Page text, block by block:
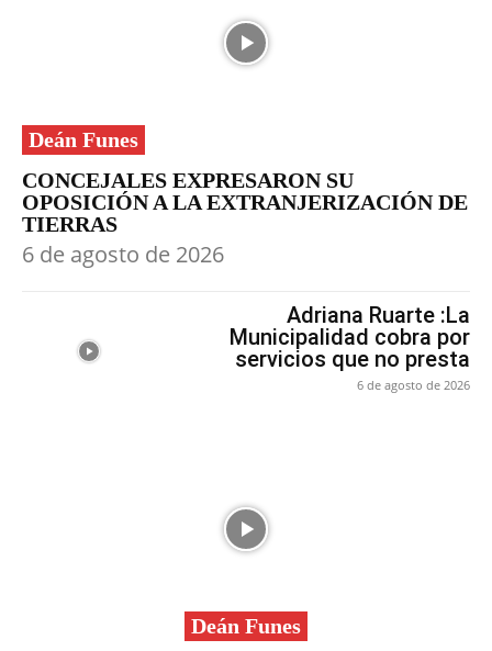
Deán Funes
CONCEJALES EXPRESARON SU
OPOSICIÓN A LA EXTRANJERIZACIÓN DE
TIERRAS
6 de agosto de 2026
Adriana Ruarte :La
Municipalidad cobra por
servicios que no presta
6 de agosto de 2026
Deán Funes